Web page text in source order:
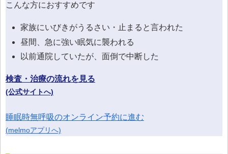
こんな方におすすめです
家族にいびきがうるさい・止まると言われた
昼間、急に強い眠気に襲われる
以前通院していたが、面倒で中断した
検査・治療の流れを見る
(公式サイトへ)
睡眠時無呼吸のオンライン予約に進む
(melmoアプリへ)